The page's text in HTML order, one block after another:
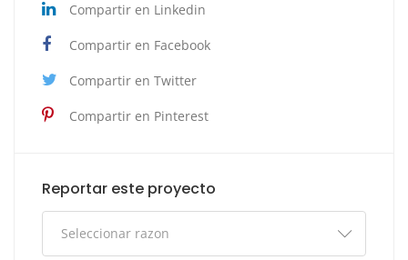
Compartir en Linkedin
Compartir en Facebook
Compartir en Twitter
Compartir en Pinterest
Reportar este proyecto